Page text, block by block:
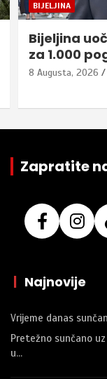
BIJELJINA
Bijeljina
za 1.000
8 Augusta, 2026
Zapratite
| Najnovije
Vrijeme danas
Pretežno sunčano
u…